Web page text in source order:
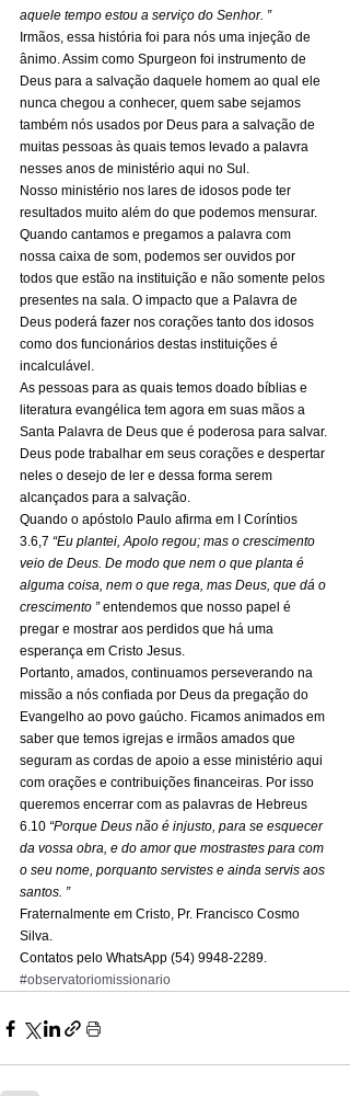
aquele tempo estou a serviço do Senhor. ”
Irmãos, essa história foi para nós uma injeção de
ânimo. Assim como Spurgeon foi instrumento de
Deus para a salvação daquele homem ao qual ele
nunca chegou a conhecer, quem sabe sejamos
também nós usados por Deus para a salvação de
muitas pessoas às quais temos levado a palavra
nesses anos de ministério aqui no Sul.
Nosso ministério nos lares de idosos pode ter
resultados muito além do que podemos mensurar.
Quando cantamos e pregamos a palavra com
nossa caixa de som, podemos ser ouvidos por
todos que estão na instituição e não somente pelos
presentes na sala. O impacto que a Palavra de
Deus poderá fazer nos corações tanto dos idosos
como dos funcionários destas instituições é
incalculável.
As pessoas para as quais temos doado bíblias e
literatura evangélica tem agora em suas mãos a
Santa Palavra de Deus que é poderosa para salvar.
Deus pode trabalhar em seus corações e despertar
neles o desejo de ler e dessa forma serem
alcançados para a salvação.
Quando o apóstolo Paulo afirma em I Coríntios
3.6,7 “Eu plantei, Apolo regou; mas o crescimento
veio de Deus. De modo que nem o que planta é
alguma coisa, nem o que rega, mas Deus, que dá o
crescimento ” entendemos que nosso papel é
pregar e mostrar aos perdidos que há uma
esperança em Cristo Jesus.
Portanto, amados, continuamos perseverando na
missão a nós confiada por Deus da pregação do
Evangelho ao povo gaúcho. Ficamos animados em
saber que temos igrejas e irmãos amados que
seguram as cordas de apoio a esse ministério aqui
com orações e contribuições financeiras. Por isso
queremos encerrar com as palavras de Hebreus
6.10 “Porque Deus não é injusto, para se esquecer
da vossa obra, e do amor que mostrastes para com
o seu nome, porquanto servistes e ainda servis aos
santos. ”
Fraternalmente em Cristo, Pr. Francisco Cosmo
Silva.
Contatos pelo WhatsApp (54) 9948-2289.
#observatoriomissionario